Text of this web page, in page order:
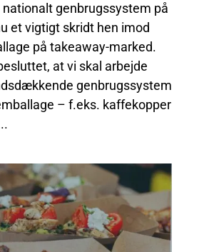
genbrugssystem på
et vigtigt skridt hen imod
på takeaway-marked.
at vi skal arbejde
genbrugssystem
– f.eks. kaffekopper